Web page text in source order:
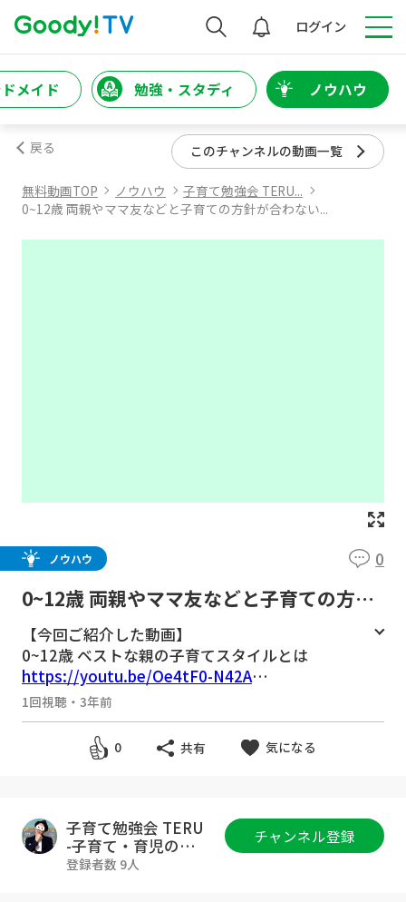
検索 ログイン
メイド 勉強・スタディ ノウハウ
戻る このチャンネルの動画一覧
無料動画TOP ノウハウ
子育て勉強会 TERU...
0~12歳 両親やママ友などと子育ての方針が合わない...
ノウハウ 0
0~12歳 両親やママ友などと子育ての方針
が合わない！口出しされる！どうしたらい
い？/子育て勉強会TERUの子育て・育児
の悩みや不安解決ch
【今回ご紹介した動画】
0~12歳 ベストな親の子育てスタイルとは
https://youtu.be/Oe4tF0-N42A
0~12歳 孫が成長する祖父母の素敵な関わり方
【孫育て】
https://youtu.be/2m6P7hWBFWo
から
https://www.fan.salon/terukyoiku/
1回視聴 ・ 3年前
0 共有 気になる
子育て勉強会 TERU
-子育て・育児の悩
みや不安解決ch-
登録者数 9人
チャンネル登録